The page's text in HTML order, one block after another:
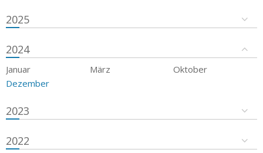
2025
2024
Januar März
Oktober
Dezember
2023
2022